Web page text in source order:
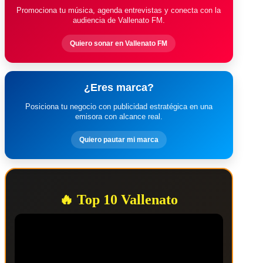
Promociona tu música, agenda entrevistas y conecta con la
audiencia de Vallenato FM.
Quiero sonar en Vallenato FM
¿Eres marca?
Posiciona tu negocio con publicidad estratégica en una
emisora con alcance real.
Quiero pautar mi marca
🔥 Top 10 Vallenato